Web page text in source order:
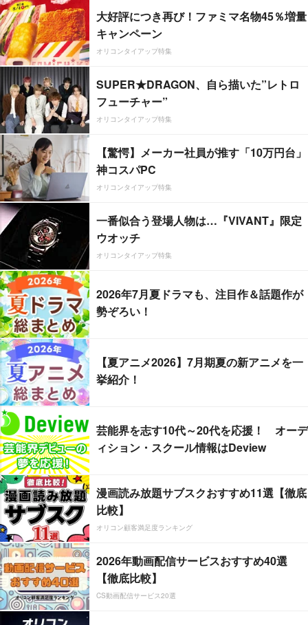
大好評につき再び！ファミマ名物45％増量
キャンペーン
オリコンタイアップ特集
SUPER★DRAGON、自ら描いた”レトロ
フューチャー”
オリコンタイアップ特集
【驚愕】メーカー社員が推す「10万円台」
神コスパPC
オリコンタイアップ特集
一番似合う登場人物は…『VIVANT』限定
ウオッチ
オリコンタイアップ特集
2026年7月夏ドラマも、注目作＆話題作が
勢ぞろい！
【夏アニメ2026】7月期夏の新アニメを一
挙紹介！
芸能界を志す10代～20代を応援！ オーデ
ィション・スクール情報はDeview
漫画読み放題サブスクおすすめ11選【徹底
比較】
オリコン顧客満足度ランキング
2026年動画配信サービスおすすめ40選
【徹底比較】
CS動画配信サービス20選